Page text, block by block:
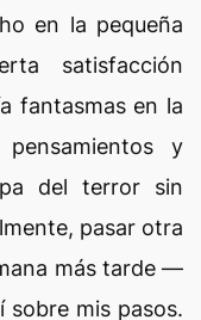
en la pequeña
satisfacción
fantasmas en la
y
del terror sin
pasar otra
más tarde —
mis pasos.